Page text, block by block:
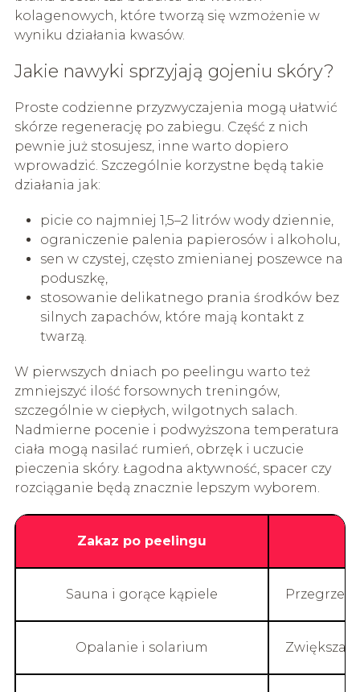
kolagenowych, które tworzą się wzmożenie w
wyniku działania kwasów.
Jakie nawyki sprzyjają gojeniu skóry?
Proste codzienne przyzwyczajenia mogą ułatwić
skórze regenerację po zabiegu. Część z nich
pewnie już stosujesz, inne warto dopiero
wprowadzić. Szczególnie korzystne będą takie
działania jak:
picie co najmniej 1,5–2 litrów wody dziennie,
ograniczenie palenia papierosów i alkoholu,
sen w czystej, często zmienianej poszewce na
poduszkę,
stosowanie delikatnego prania środków bez
silnych zapachów, które mają kontakt z
twarzą.
W pierwszych dniach po peelingu warto też
zmniejszyć ilość forsownych treningów,
szczególnie w ciepłych, wilgotnych salach.
Nadmierne pocenie i podwyższona temperatura
ciała mogą nasilać rumień, obrzęk i uczucie
pieczenia skóry. Łagodna aktywność, spacer czy
rozciąganie będą znacznie lepszym wyborem.
Zakaz po peelingu
Sauna i gorące kąpiele
Opalanie i solarium